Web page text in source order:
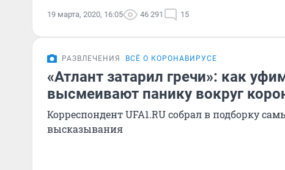
19 марта, 2020, 16:05 46 291 15
РАЗВЛЕЧЕНИЯ ВСЁ О КОРОНАВИРУСЕ
«Атлант затарил гречи»: как
высмеивают панику вокруг
Корреспондент UFA1.RU собрал в подборку
высказывания